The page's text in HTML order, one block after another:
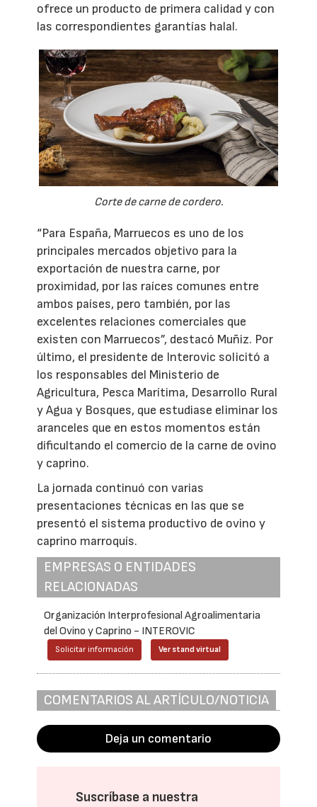
ofrece un producto de primera calidad y con
las correspondientes garantías halal.
Corte de carne de cordero.
“Para España, Marruecos es uno de los
principales mercados objetivo para la
exportación de nuestra carne, por
proximidad, por las raíces comunes entre
ambos países, pero también, por las
excelentes relaciones comerciales que
existen con Marruecos”, destacó Muñiz. Por
último, el presidente de Interovic solicitó a
los responsables del Ministerio de
Agricultura, Pesca Marítima, Desarrollo Rural
y Agua y Bosques, que estudiase eliminar los
aranceles que en estos momentos están
dificultando el comercio de la carne de ovino
y caprino.
La jornada continuó con varias
presentaciones técnicas en las que se
presentó el sistema productivo de ovino y
caprino marroquís.
EMPRESAS O ENTIDADES
RELACIONADAS
Organización Interprofesional Agroalimentaria
del Ovino y Caprino - INTEROVIC
Solicitar información Ver stand virtual
COMENTARIOS AL ARTÍCULO/NOTICIA
Deja un comentario
Suscríbase a nuestra